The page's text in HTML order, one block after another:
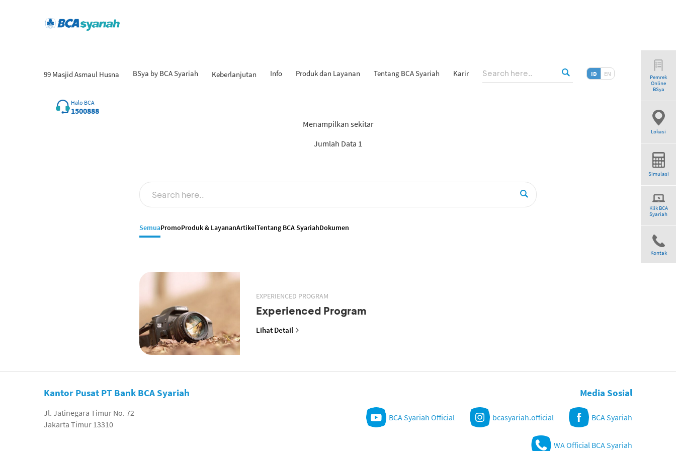
99 Masjid Asmaul Husna BSya by BCA Syariah Keberlanjutan Info Produk dan Layanan Tentang BCA Syariah Karir ID EN
Halo BCA
1500888
Pemrek
Online
BSya
Lokasi
Simulasi
Klik BCA
Syariah
Kontak
Menampilkan sekitar
Jumlah Data 1
SemuaPromoProduk & LayananArtikelTentang BCA SyariahDokumen
EXPERIENCED PROGRAM
Experienced Program
Lihat Detail
Kantor Pusat PT Bank BCA Syariah
Jl. Jatinegara Timur No. 72
Jakarta Timur 13310
Media Sosial
BCA Syariah Official bcasyariah.official BCA Syariah
WA Official BCA Syariah